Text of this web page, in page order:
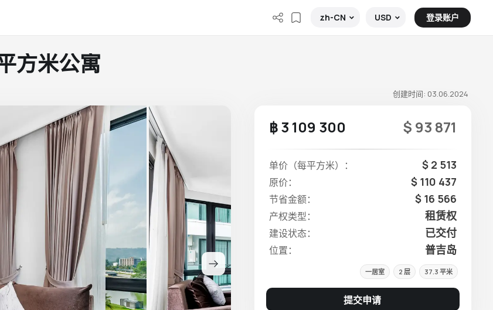
zh-CN USD 登录账户
方米公寓
创建时间: 03.06.2024
฿ 3 109 300 $ 93 871
单价（每平方米）： $ 2 513
原价： $ 110 437
节省金额： $ 16 566
产权类型： 租赁权
建设状态： 已交付
位置： 普吉岛
一居室 2 层 37.3 平米
提交申请